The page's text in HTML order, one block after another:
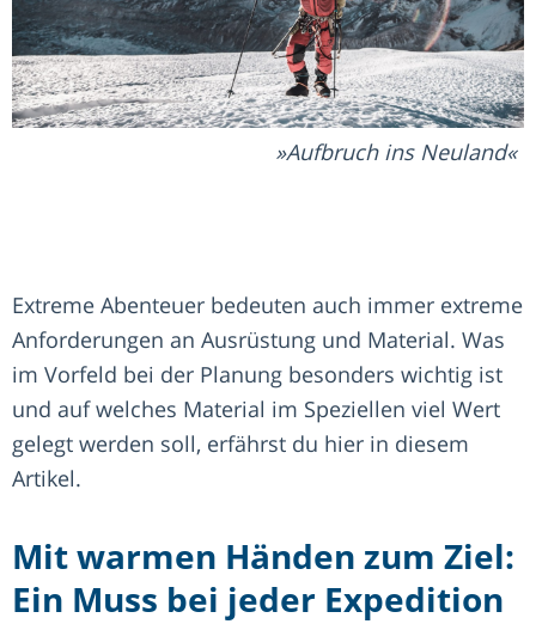
Aufbruch ins Neuland
Extreme Abenteuer bedeuten auch immer extreme
Anforderungen an Ausrüstung und Material. Was
im Vorfeld bei der Planung besonders wichtig ist
und auf welches Material im Speziellen viel Wert
gelegt werden soll, erfährst du hier in diesem
Artikel.
Mit warmen Händen zum Ziel:
Ein Muss bei jeder Expedition